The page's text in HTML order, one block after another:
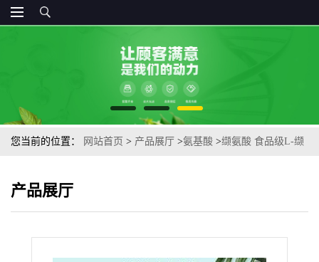
您当前的位置： 网站首页 > 产品展厅 >氨基酸 >缬氨酸 食品级L-缬
产品展厅